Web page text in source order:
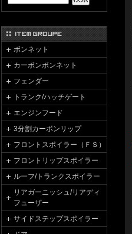
ボンネット
カーボンボンネット
フェンダー
トランク/ハッチゲート
エンジンフード
3分割カーボンリップ
フロントスポイラー（ＦＳ）
フロントリップスポイラー
ルーフ/トランクスポイラー
リアガーニッシュ/リアディ
フューザー
サイドステップスポイラー